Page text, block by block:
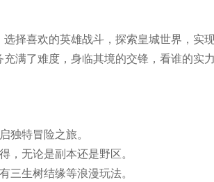
择喜欢的英雄战斗，探索皇城世界，实
满了难度，身临其境的交锋，看谁的实
独特冒险之旅。
，无论是副本还是野区。
三生树结缘等浪漫玩法。